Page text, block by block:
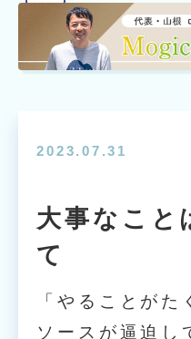
2023.07.31
大事なこと
て
「やることがた
ソースが逼迫し